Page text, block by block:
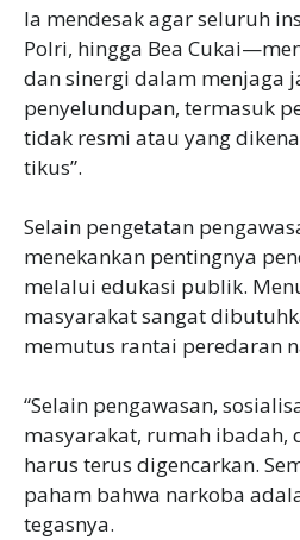
Ia mendesak agar seluruh
Polri, hingga Bea
dan sinergi dalam menjaga
penyelundupan, termasuk
tidak resmi atau yang
tikus”.
Selain pengetatan
menekankan pentingnya
melalui edukasi publik.
masyarakat sangat
memutus rantai peredaran
“Selain pengawasan,
masyarakat, rumah ibadah,
harus terus digencarkan.
paham bahwa narkoba
tegasnya.